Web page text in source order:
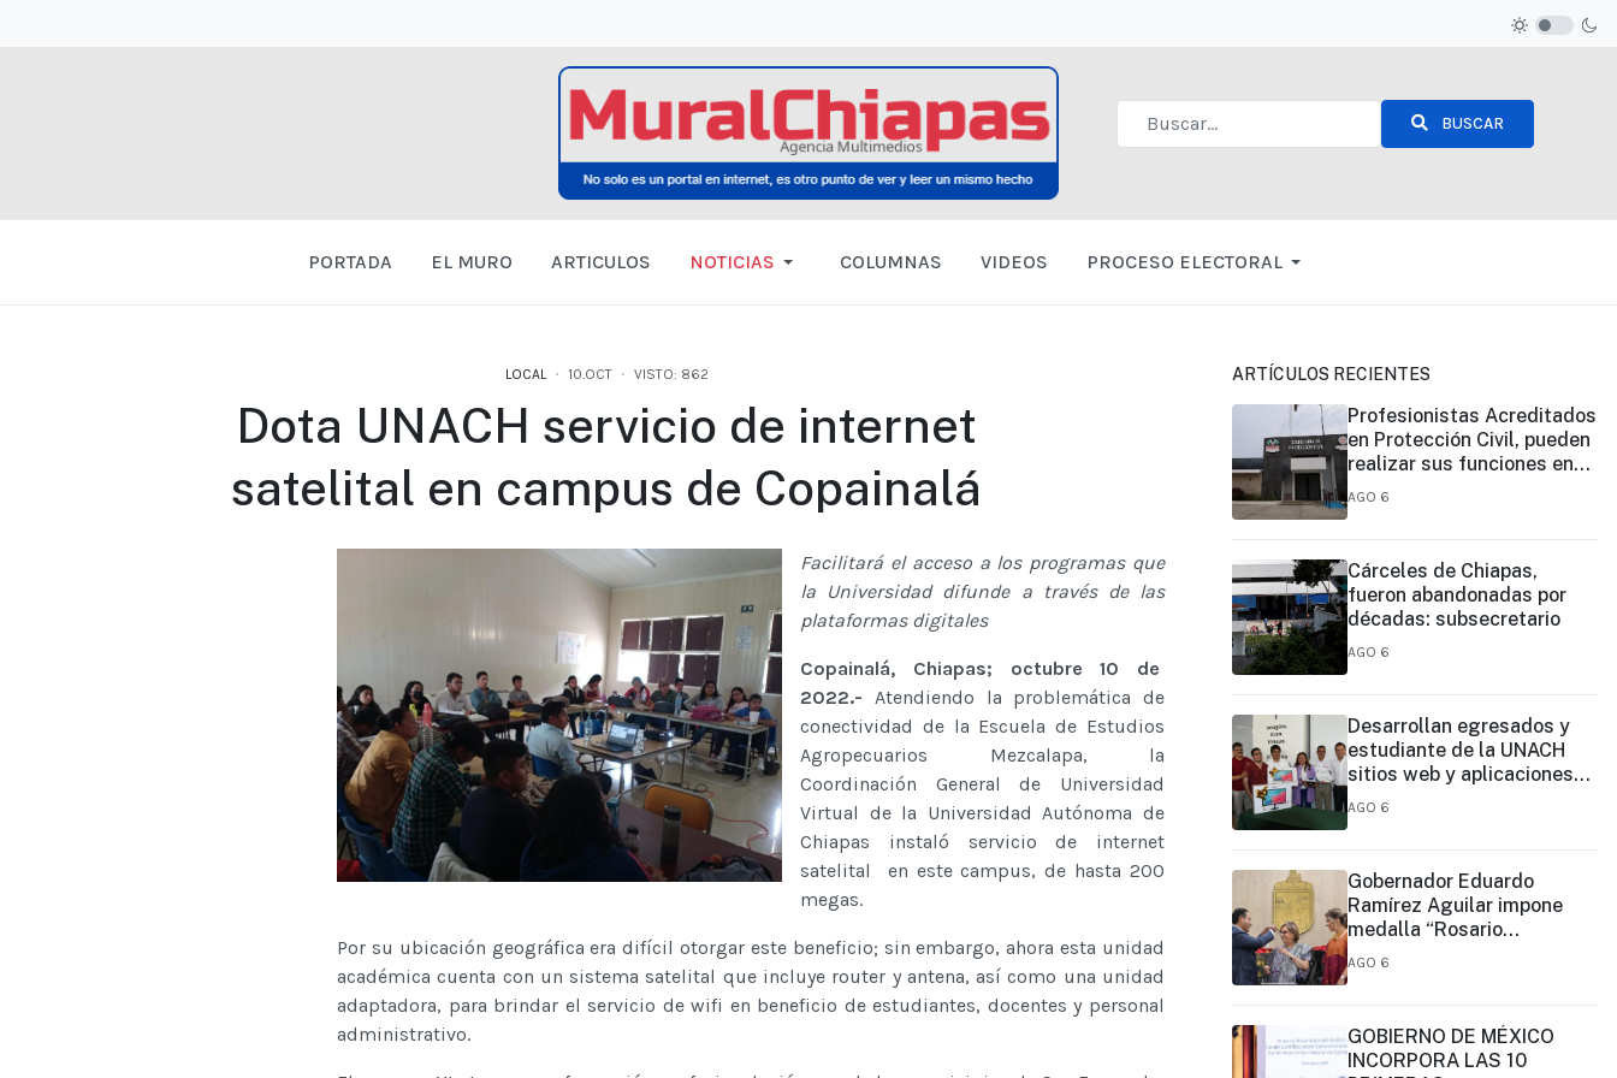
BUSCAR
PORTADA EL MURO ARTICULOS NOTICIAS COLUMNAS VIDEOS PROCESO ELECTORAL
LOCAL 10.OCT VISTO: 862
Dota UNACH servicio de internet
satelital en campus de Copainalá
Facilitará el acceso a los programas que
la Universidad difunde a través de las
plataformas digitales
Copainalá, Chiapas; octubre 10 de
2022.- Atendiendo la problemática de
conectividad de la Escuela de Estudios
Agropecuarios Mezcalapa, la
Coordinación General de Universidad
Virtual de la Universidad Autónoma de
Chiapas instaló servicio de internet
satelital en este campus, de hasta 200
megas.
Por su ubicación geográfica era difícil otorgar este beneficio; sin embargo, ahora esta unidad
académica cuenta con un sistema satelital que incluye router y antena, así como una unidad
adaptadora, para brindar el servicio de wifi en beneficio de estudiantes, docentes y personal
administrativo.
ARTÍCULOS RECIENTES
Profesionistas Acreditados
en Protección Civil, pueden
realizar sus funciones en
todo el estado
AGO 6
Cárceles de Chiapas,
fueron abandonadas por
décadas: subsecretario
AGO 6
Desarrollan egresados y
estudiante de la UNACH
sitios web y aplicaciones
móviles para la Cruz Roja y
AGO 6
Gobernador Eduardo
Ramírez Aguilar impone
medalla “Rosario
Castellanos” a Malú Mícher
AGO 6
GOBIERNO DE MÉXICO
INCORPORA LAS 10